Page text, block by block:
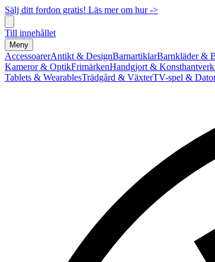
Sälj ditt fordon gratis! Läs mer om hur ->
Till innehållet
Meny
AccessoarerAntikt & DesignBarnartiklarBarnkläder &
Kameror & OptikFrimärkenHandgjort & Konsthantverk
Tablets & WearablesTrädgård & VäxterTV-spel &